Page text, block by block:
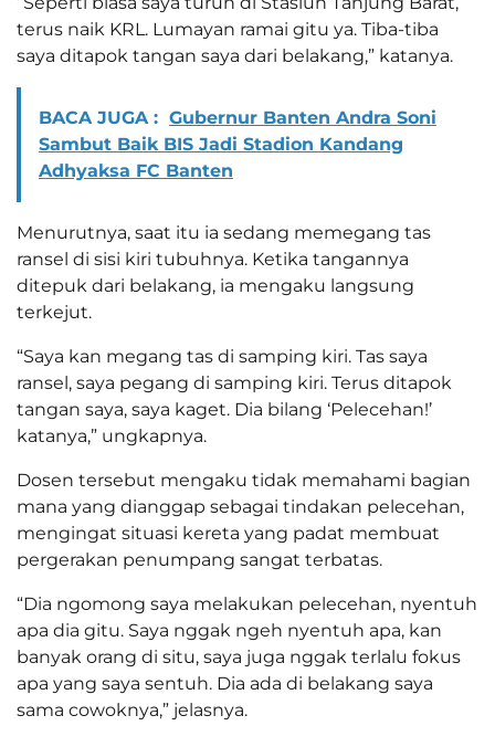
terus naik KRL. Lumayan ramai gitu ya. Tiba-tiba
saya ditapok tangan saya dari belakang,” katanya.
BACA JUGA : Gubernur Banten Andra Soni
Sambut Baik BIS Jadi Stadion Kandang
Adhyaksa FC Banten
Menurutnya, saat itu ia sedang memegang tas
ransel di sisi kiri tubuhnya. Ketika tangannya
ditepuk dari belakang, ia mengaku langsung
terkejut.
“Saya kan megang tas di samping kiri. Tas saya
ransel, saya pegang di samping kiri. Terus ditapok
tangan saya, saya kaget. Dia bilang ‘Pelecehan!’
katanya,” ungkapnya.
Dosen tersebut mengaku tidak memahami bagian
mana yang dianggap sebagai tindakan pelecehan,
mengingat situasi kereta yang padat membuat
pergerakan penumpang sangat terbatas.
“Dia ngomong saya melakukan pelecehan, nyentuh
apa dia gitu. Saya nggak ngeh nyentuh apa, kan
banyak orang di situ, saya juga nggak terlalu fokus
apa yang saya sentuh. Dia ada di belakang saya
sama cowoknya,” jelasnya.